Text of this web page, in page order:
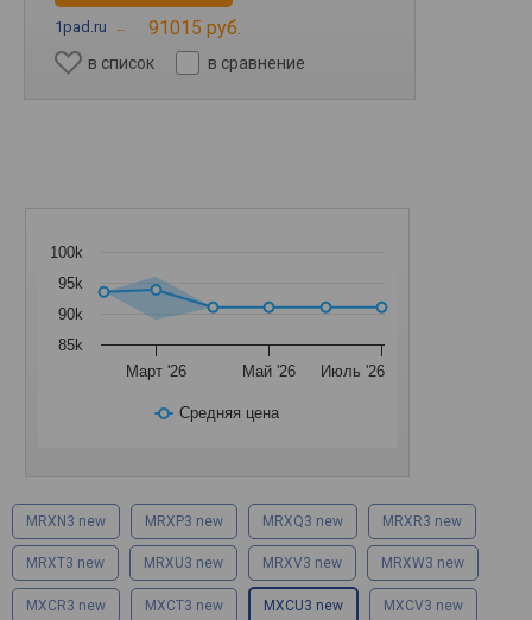
1pad.ru → 91015 руб.
в список в сравнение
Средняя цена
Март '26 Май '26 Июль '26
85k
90k
95k
100k
MRXN3 new MRXP3 new MRXQ3 new MRXR3 new
MRXT3 new MRXU3 new MRXV3 new MRXW3 new
MXCR3 new MXCT3 new MXCU3 new MXCV3 new